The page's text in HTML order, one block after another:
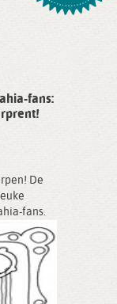
fans:
De
fans.